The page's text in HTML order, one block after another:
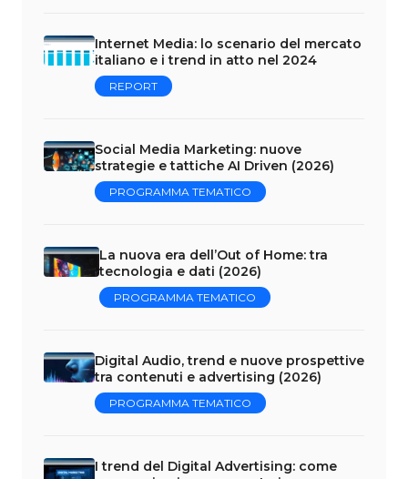
Internet Media: lo scenario del mercato
italiano e i trend in atto nel 2024
REPORT
Social Media Marketing: nuove
strategie e tattiche AI Driven (2026)
PROGRAMMA TEMATICO
La nuova era dell’Out of Home: tra
tecnologia e dati (2026)
PROGRAMMA TEMATICO
Digital Audio, trend e nuove prospettive
tra contenuti e advertising (2026)
PROGRAMMA TEMATICO
I trend del Digital Advertising: come